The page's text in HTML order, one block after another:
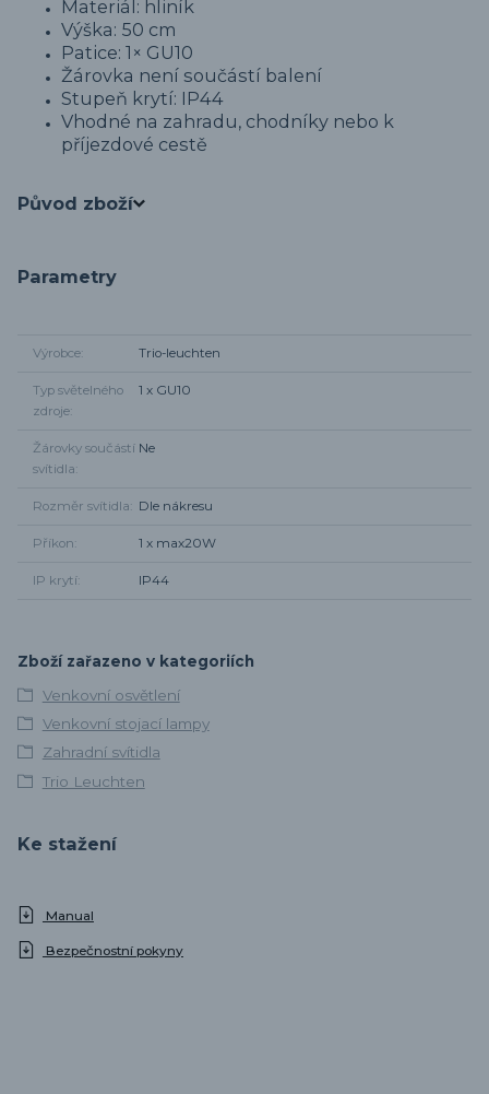
Materiál: hliník
Výška: 50 cm
Patice: 1× GU10
Žárovka není součástí balení
Stupeň krytí: IP44
Vhodné na zahradu, chodníky nebo k
příjezdové cestě
Původ zboží
Parametry
Výrobce Trio-leuchten
Typ světelného
zdroje
1 x GU10
Žárovky součástí
svítidla
Ne
Rozměr svítidla Dle nákresu
Příkon 1 x max20W
IP krytí IP44
Zboží zařazeno v kategoriích
Venkovní osvětlení
Venkovní stojací lampy
Zahradní svítidla
Trio Leuchten
Ke stažení
Manual
Bezpečnostní pokyny